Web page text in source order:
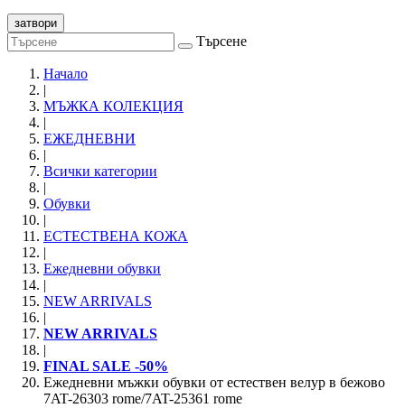
затвори
Търсене
Начало
|
МЪЖКА КОЛЕКЦИЯ
|
ЕЖЕДНЕВНИ
|
Всички категории
|
Обувки
|
ЕСТЕСТВЕНА КОЖА
|
Ежедневни обувки
|
NEW ARRIVALS
|
NEW ARRIVALS
|
FINAL SALE -50%
Ежедневни мъжки обувки от естествен велур в бежово
7AT-26303 rome/7AT-25361 rome